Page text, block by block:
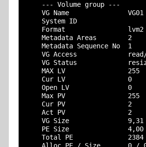
    --- Volume group ---
    VG Name               VG01
    System ID
    Format                lvm2
    Metadata Areas        2
    Metadata Sequence No  1
VG Access
VG Status
    MAX LV                255
    Cur LV                0
    Open LV               0
    Max PV                255
    Cur PV                2
    Act PV                2
VG Size               9,31
PE Size               4,00
    Total PE              2384